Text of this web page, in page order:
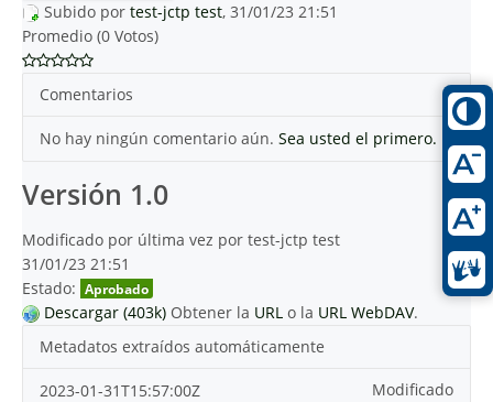
Subido por test-jctp test, 31/01/23 21:51
Promedio (0 Votos)
Comentarios
No hay ningún comentario aún. Sea usted el primero.
Versión 1.0
Modificado por última vez por test-jctp test
31/01/23 21:51
Estado: Aprobado
Descargar (403k) Obtener la URL o la URL WebDAV.
Metadatos extraídos automáticamente
Modificado
2023-01-31T15:57:00Z